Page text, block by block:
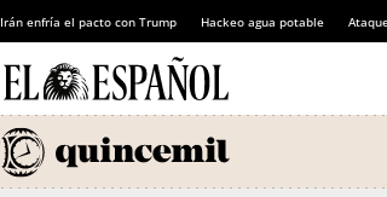
Irán enfría el pacto con Trump Hackeo agua potable